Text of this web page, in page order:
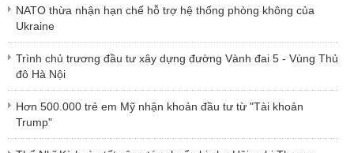
NATO thừa nhận hạn chế hỗ trợ hệ thống phòng không của
Ukraine
Trình chủ trương đầu tư xây dựng đường Vành đai 5 - Vùng Thủ
đô Hà Nội
Hơn 500.000 trẻ em Mỹ nhận khoản đầu tư từ "Tài khoản
Trump"